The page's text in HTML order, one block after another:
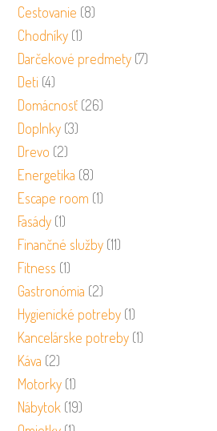
Cestovanie (8)
Chodníky (1)
Darčekové predmety (7)
Deti (4)
Domácnosť (26)
Doplnky (3)
Drevo (2)
Energetika (8)
Escape room (1)
Fasády (1)
Finančné služby (11)
Fitness (1)
Gastronómia (2)
Hygienické potreby (1)
Kancelárske potreby (1)
Káva (2)
Motorky (1)
Nábytok (19)